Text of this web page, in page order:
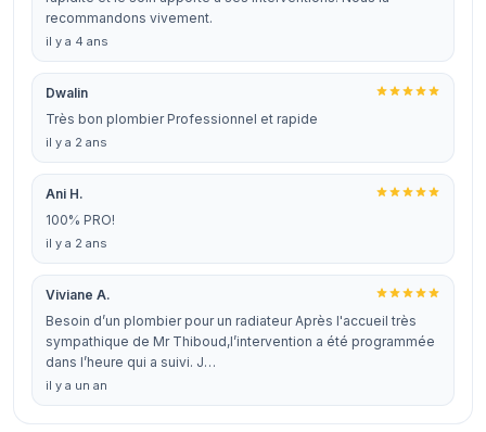
recommandons vivement.
il y a 4 ans
Dwalin
Très bon plombier Professionnel et rapide
il y a 2 ans
Ani H.
100% PRO!
il y a 2 ans
Viviane A.
Besoin d’un plombier pour un radiateur Après l'accueil très
sympathique de Mr Thiboud,l’intervention a été programmée
dans l’heure qui a suivi. J…
il y a un an